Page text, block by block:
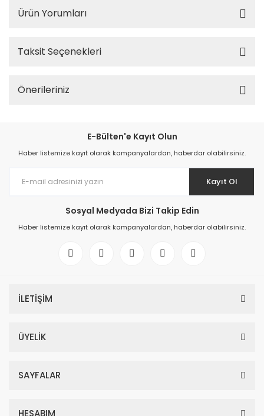
Ürün Yorumları
Taksit Seçenekleri
Önerileriniz
E-Bülten'e Kayıt Olun
Haber listemize kayıt olarak kampanyalardan, haberdar olabilirsiniz.
Kayıt Ol
Sosyal Medyada Bizi Takip Edin
Haber listemize kayıt olarak kampanyalardan, haberdar olabilirsiniz.
İLETİŞİM
ÜYELİK
SAYFALAR
HESABIM